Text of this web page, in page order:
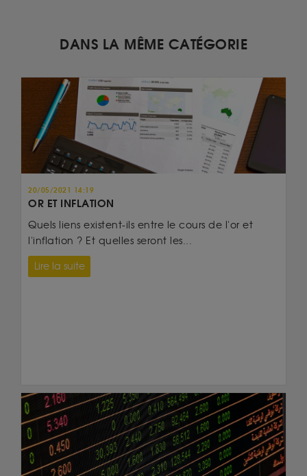
DANS LA MÊME CATÉGORIE
20/05/2021 14:19
OR ET INFLATION
Quels liens existent-ils entre le cours de l'or et
l'inflation ? Et quelles seront les...
Lire la suite